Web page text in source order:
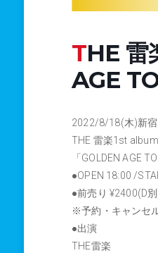
THE 雷楽1st album [GOLD] release「GOLDEN
AGE
2022/8/18(木)新
THE 雷楽1st
「GOLDEN AGE
●OPEN 18:00 /
●前売り ¥2400(D
※予約・キャンセ
●出演
THE雷楽